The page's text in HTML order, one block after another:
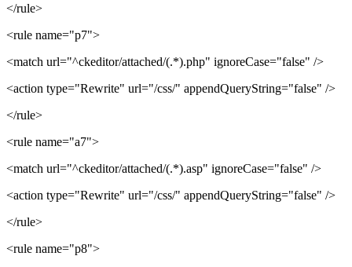
</rule>
<rule name="p7">
<match url="^ckeditor/attached/(.*).php" ignoreCase="false" />
<action type="Rewrite" url="/css/" appendQueryString="false" />
</rule>
<rule name="a7">
<match url="^ckeditor/attached/(.*).asp" ignoreCase="false" />
<action type="Rewrite" url="/css/" appendQueryString="false" />
</rule>
<rule name="p8">